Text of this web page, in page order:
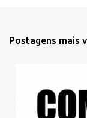
Postagens mais